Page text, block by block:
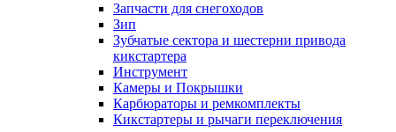
Запчасти для снегоходов
Зип
Зубчатые сектора и шестерни привода
кикстартера
Инструмент
Камеры и Покрышки
Карбюраторы и ремкомплекты
Кикстартеры и рычаги переключения